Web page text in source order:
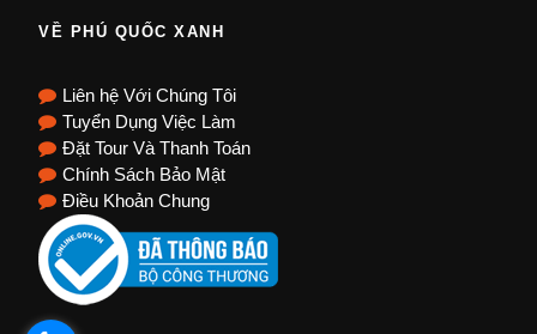
VỀ PHÚ QUỐC XANH
Liên hệ Với Chúng Tôi
Tuyển Dụng Việc Làm
Đặt Tour Và Thanh Toán
Chính Sách Bảo Mật
Điều Khoản Chung